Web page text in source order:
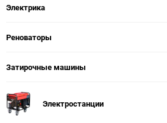
Электрика
Реноваторы
Затирочные машины
Электростанции